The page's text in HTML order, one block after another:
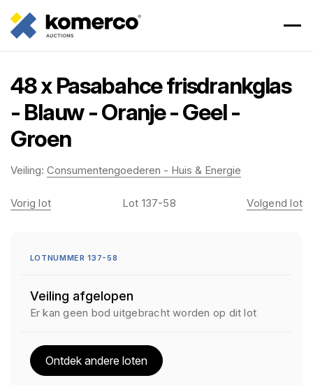
48 x Pasabahce frisdrankglas
- Blauw - Oranje - Geel -
Groen
Veiling: Consumentengoederen - Huis & Energie
Vorig lot Lot 137-58 Volgend lot
LOTNUMMER 137-58
Veiling afgelopen
Er kan geen bod uitgebracht worden op dit lot
Ontdek andere loten